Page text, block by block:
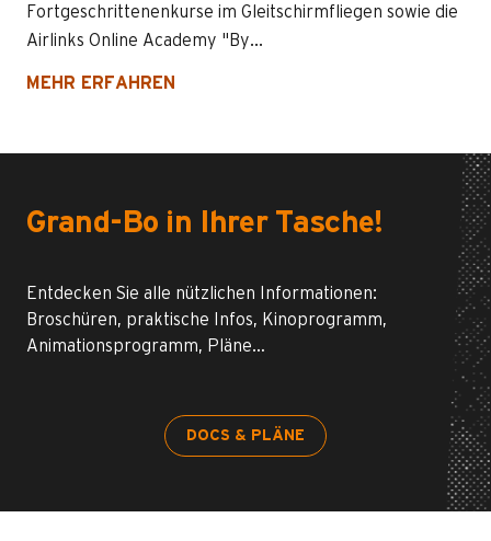
Fortgeschrittenenkurse im Gleitschirmfliegen sowie die
Airlinks Online Academy "By...
MEHR ERFAHREN
Grand-Bo in Ihrer Tasche!
Entdecken Sie alle nützlichen Informationen:
Broschüren, praktische Infos, Kinoprogramm,
Animationsprogramm, Pläne…
DOCS & PLÄNE